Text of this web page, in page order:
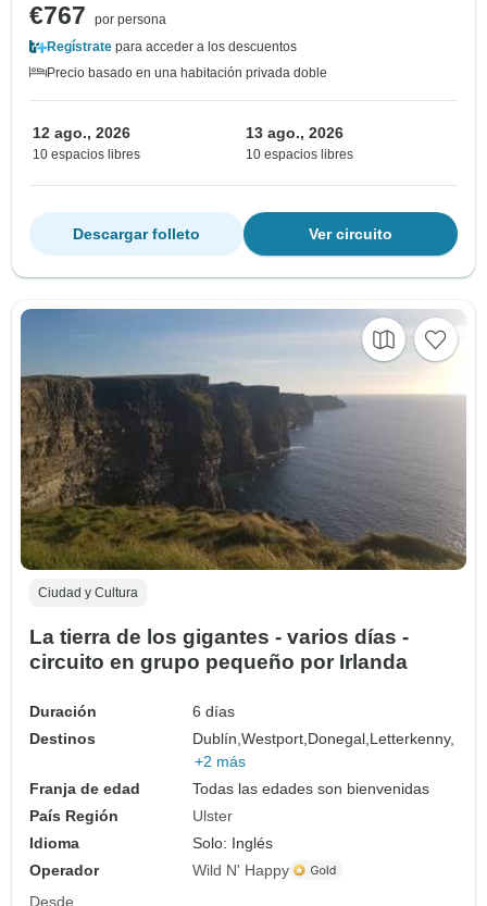
€767
por persona
Regístrate para acceder a los descuentos
Precio basado en una habitación privada doble
12 ago., 2026
10 espacios libres
13 ago., 2026
10 espacios libres
Ver circuito
Descargar folleto
Ciudad y Cultura
La tierra de los gigantes - varios días -
circuito en grupo pequeño por Irlanda
Duración
6 días
Destinos
Dublín,Westport, Donegal, Letterkenny,
+2 más
Franja de edad
Todas las edades son bienvenidas
País Región
Ulster
Idioma
Solo: Inglés
Operador
Wild N' Happy
Desde